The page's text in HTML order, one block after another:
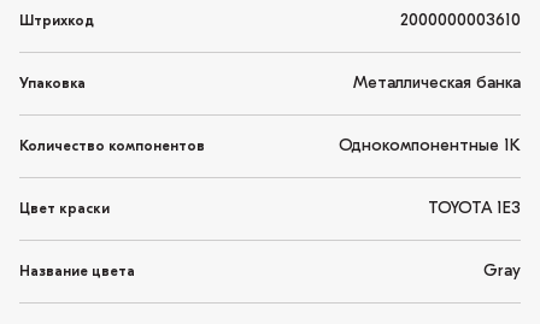
Штрихкод 2000000003610
Упаковка Металлическая банка
Количество компонентов Однокомпонентные 1K
Цвет краски TOYOTA 1E3
Название цвета Gray